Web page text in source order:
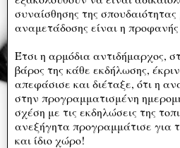
συναίσθησης της σπουδαιότητας
αναμετάδοσης είναι η
Έτσι η αρμόδια αντιδήμαρχος,
βάρος της κάθε εκδήλωσης,
απεφάσισε και διέταξε, ότι η
στην προγραμματισμένη
σχέση με τις εκδηλώσεις της
ανεξήγητα προγραμμάτισε για
και ίδιο χώρο!